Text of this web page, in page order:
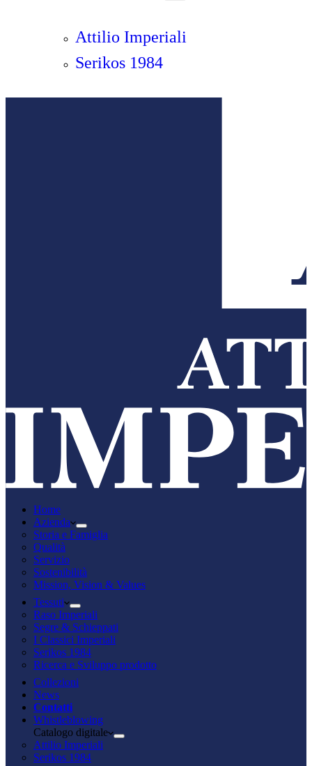
Attilio Imperiali
Serikos 1984
Home
Azienda
Storia e Famiglia
Qualità
Servizio
Sostenibilità
Mission, Vision & Values
Tessuti
Raso Imperiali
Segre & Schieppati
I Classici Imperiali
Serikos 1984
Ricerca e Sviluppo prodotto
Collezioni
News
Contatti
Whistleblowing
Catalogo digitale
Attilio Imperiali
Serikos 1984